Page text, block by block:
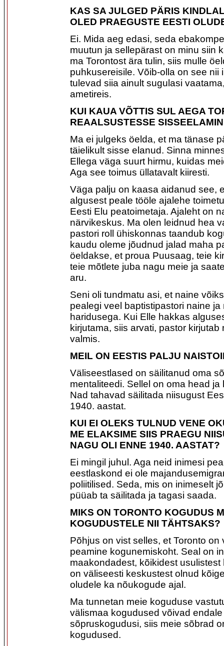
KAS SA JULGED PÄRIS
OLED PRAEGUSTE EESTI
Ei. Mida aeg edasi, seda
muutun ja sellepärast on minu siin
ma Torontost ära tulin, siis mulle
puhkusereisile. Võib-olla on see nii
tulevad siia ainult sugulasi
ametireis.
KUI KAUA VÕTTIS SUL AEGA
REAALSUSTESSE
Ma ei julgeks öelda, et ma tänase
täielikult sisse elanud. Sinna
Ellega väga suurt hirmu, kuidas
Aga see toimus üllatavalt kiiresti.
Väga palju on kaasa aidanud see,
algusest peale tööle ajalehe
Eesti Elu peatoimetaja. Ajaleht on
närvikeskus. Ma olen leidnud hea
pastori roll ühiskonnas taandub
kaudu oleme jõudnud jalad maha
öeldakse, et proua Puusaag, teie
teie mõtlete juba nagu meie ja
aru.
Seni oli tundmatu asi, et naine
pealegi veel baptistipastori naine ja
haridusega. Kui Elle hakkas
kirjutama, siis arvati, pastor kirjutab
valmis.
MEIL ON EESTIS PALJU
Väliseestlased on säilitanud oma
mentaliteedi. Sellel on oma head ja
Nad tahavad säilitada niisugust
1940. aastat.
KUI EI OLEKS TULNUD VENE
ME ELAKSIME SIIS PRAEGU
NAGU OLI ENNE 1940. AASTAT?
Ei mingil juhul. Aga neid inimesi
eestlaskond ei ole
poliitilised. Seda, mis on inimeselt
püüab ta säilitada ja tagasi saada.
MIKS ON TORONTO KOGUDUS
KOGUDUSTELE NII TÄHTSAKS?
Põhjus on vist selles, et Toronto on
peamine kogunemiskoht. Seal on
maakondadest, kõikidest usulistest
on väliseesti keskustest olnud
oludele ka nõukogude ajal.
Ma tunnetan meie koguduse
välismaa kogudused võivad
sõpruskogudusi, siis meie sõbrad
kogudused.